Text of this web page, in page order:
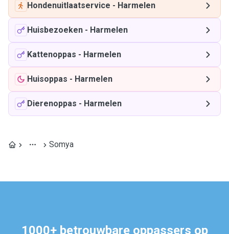
Hondenuitlaatservice - Harmelen
Huisbezoeken - Harmelen
Kattenoppas - Harmelen
Huisoppas - Harmelen
Dierenoppas - Harmelen
Somya
1000+ betrouwbare oppassers op